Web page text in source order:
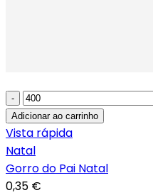
-
Adicionar ao carrinho
Vista rápida
Natal
Gorro do Pai Natal
0,35 €